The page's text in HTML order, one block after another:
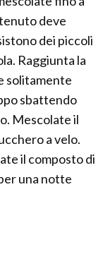
deve
dei piccoli
Raggiunta la
solitamente
sbattendo
Mescolate il
a velo.
il composto di
una notte